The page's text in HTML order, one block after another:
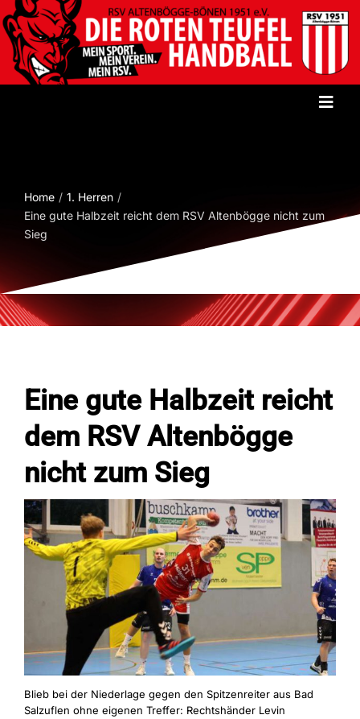
Zum
Inhalt
springen
Verein
Damen
Fans
Trainingszeiten
Kontakt
Home
1. Herren
Eine gute Halbzeit reicht dem RSV Altenbögge nicht zum
Sieg
Eine gute Halbzeit reicht
dem RSV Altenbögge
nicht zum Sieg
Blieb bei der Niederlage gegen den Spitzenreiter aus Bad
Salzuflen ohne eigenen Treffer: Rechtshänder Levin